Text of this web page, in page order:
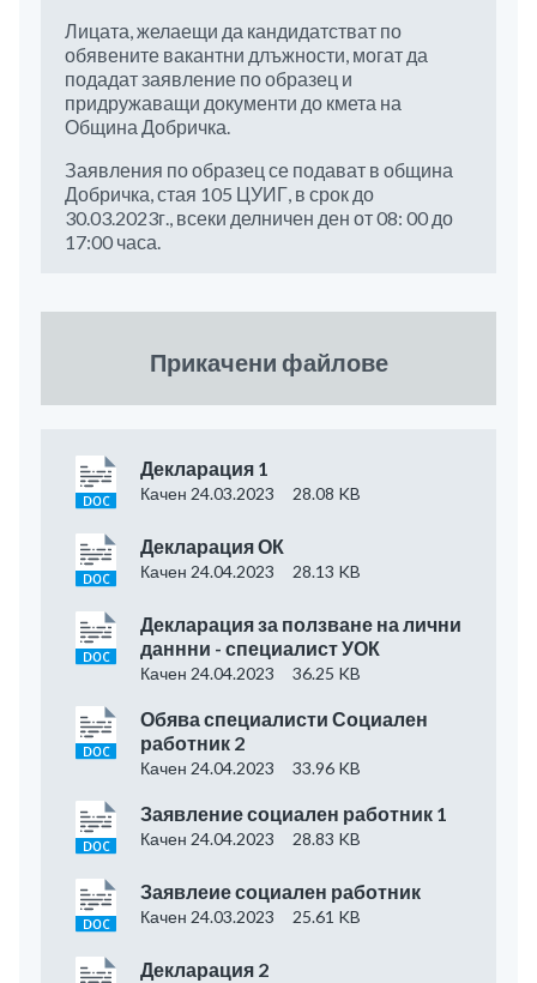
Лицата, желаещи да кандидатстват по
обявените вакантни длъжности, могат да
подадат заявление по образец и
придружаващи документи до кмета на
Община Добричка.
Заявления по образец се подават в община
Добричка, стая 105 ЦУИГ, в срок до
30.03.2023г., всеки делничен ден от 08: 00 до
17:00 часа.
Прикачени файлове
Декларация 1
Качен 24.03.2023 28.08 KB
Декларация ОК
Качен 24.04.2023 28.13 KB
Декларация за ползване на лични
даннни - специалист УОК
Качен 24.04.2023 36.25 KB
Обява специалисти Социален
работник 2
Качен 24.04.2023 33.96 KB
Заявление социален работник 1
Качен 24.04.2023 28.83 KB
Заявлеие социален работник
Качен 24.03.2023 25.61 KB
Декларация 2